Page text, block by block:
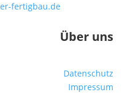
fertigbau.de
Über uns
Datenschutz
Impressum